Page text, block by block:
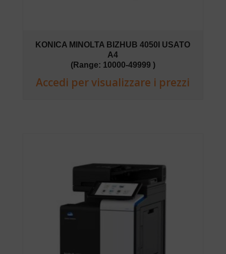
KONICA MINOLTA BIZHUB 4050I USATO
A4
(Range: 10000-49999 )
Accedi per visualizzare i prezzi